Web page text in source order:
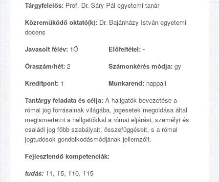
Tárgyfelelős: Prof. Dr. Sáry Pál egyetemi tanár
Közreműködő oktató(k): Dr. Bajánházy István egyetemi
docens
Javasolt félév: 1Ő Előfeltétel: -
Óraszám/hét: 2 Számonkérés módja: gy
Kreditpont: 1 Munkarend: nappali
Tantárgy feladata és célja: A hallgatók bevezetése a
római jog forrásainak világába, jogesetek megoldása által
megismertetni a hallgatókkal a római eljárási, személyi és
családi jog főbb szabályait, összefüggéseit, s a római
jogtudósok gondolkodásmódjának jellemzőit.
Fejlesztendő kompetenciák:
tudás: T1, T5, T10, T15